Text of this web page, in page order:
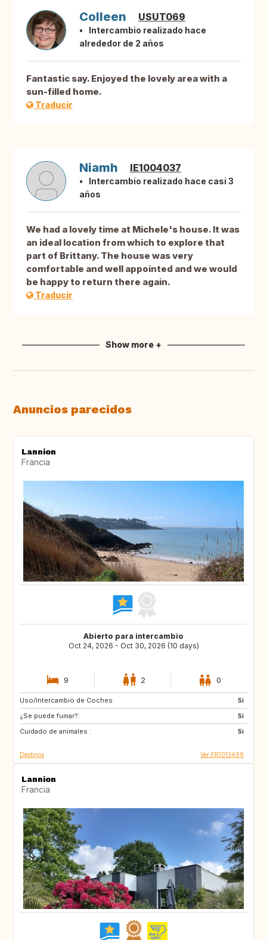
Colleen USUT069
Intercambio realizado hace
alrededor de 2 años
Fantastic say. Enjoyed the lovely area with a
sun-filled home.
Traducir
Niamh IE1004037
Intercambio realizado hace casi 3
años
We had a lovely time at Michele's house. It was
an ideal location from which to explore that
part of Brittany. The house was very
comfortable and well appointed and we would
be happy to return there again.
Traducir
Show more +
Anuncios parecidos
Lannion
Francia
Abierto para intercambio
Oct 24, 2026 - Oct 30, 2026 (10 days)
9 2 0
Uso/Intercambio de Coches:
Si
¿Se puede fumar?:
Si
Cuidado de animales :
Si
PL
CH
ES
Destinos Ver FR1013499
Lannion
Francia